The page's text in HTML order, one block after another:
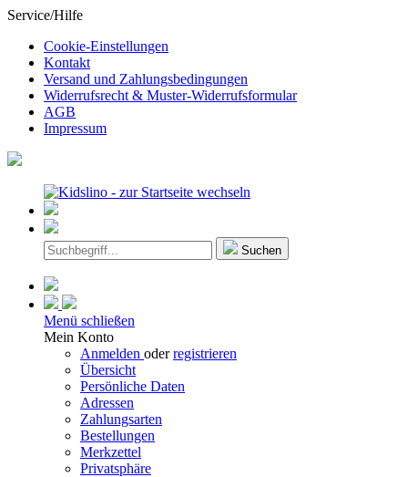
Service/Hilfe
Cookie-Einstellungen
Kontakt
Versand und Zahlungsbedingungen
Widerrufsrecht & Muster-Widerrufsformular
AGB
Impressum
Suchen
Menü schließen
Mein Konto
Anmelden oderregistrieren
Übersicht
Persönliche Daten
Adressen
Zahlungsarten
Bestellungen
Merkzettel
Privatsphäre